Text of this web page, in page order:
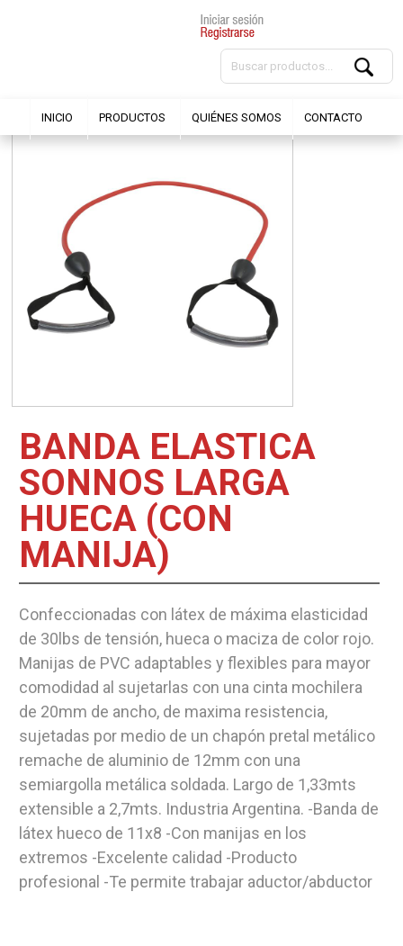
INICIO PRODUCTOS QUIÉNES SOMOS CONTACTO
BANDA ELASTICA
SONNOS LARGA
HUECA (CON
MANIJA)
Confeccionadas con látex de máxima elasticidad
de 30lbs de tensión, hueca o maciza de color rojo.
Manijas de PVC adaptables y flexibles para mayor
comodidad al sujetarlas con una cinta mochilera
de 20mm de ancho, de maxima resistencia,
sujetadas por medio de un chapón pretal metálico
remache de aluminio de 12mm con una
semiargolla metálica soldada. Largo de 1,33mts
extensible a 2,7mts. Industria Argentina. -Banda de
látex hueco de 11x8 -Con manijas en los
extremos -Excelente calidad -Producto
profesional -Te permite trabajar aductor/abductor